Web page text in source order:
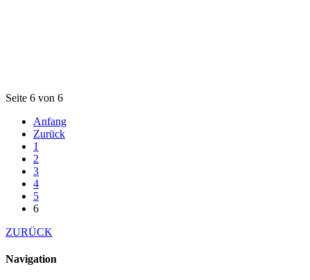
Seite 6 von 6
Anfang
Zurück
1
2
3
4
5
6
ZURÜCK
Navigation